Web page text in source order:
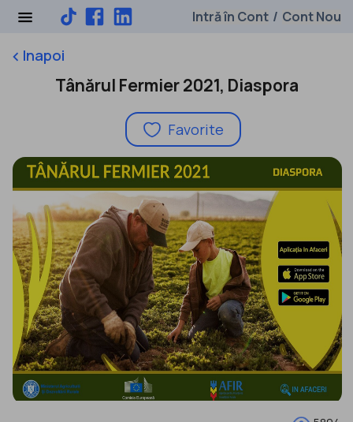
Intră în Cont / Cont Nou
keyboard_arrow_leftInapoi
Tânărul Fermier 2021, Diaspora
Favorite